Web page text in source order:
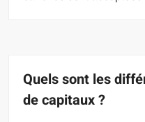
Quels sont les
de capitaux ?